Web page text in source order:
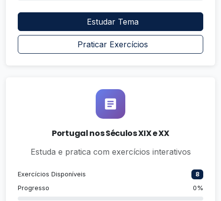
Estudar Tema
Praticar Exercícios
Portugal nos Séculos XIX e XX
Estuda e pratica com exercícios interativos
Exercícios Disponíveis
8
Progresso
0%